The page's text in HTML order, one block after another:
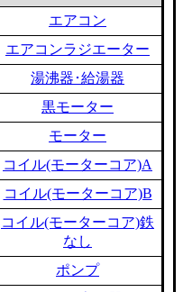
エアコン
エアコンラジエーター
湯沸器･給湯器
黒モーター
モーター
コイル(モーターコア)A
コイル(モーターコア)B
コイル(モーターコア)鉄
なし
ポンプ